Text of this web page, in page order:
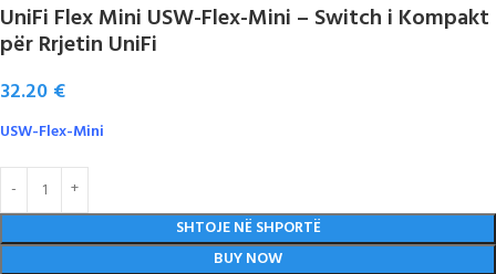
UniFi Flex Mini USW-Flex-Mini – Switch i Kompakt
për Rrjetin UniFi
32.20 €
USW-Flex-Mini
SHTOJE NË SHPORTË
BUY NOW